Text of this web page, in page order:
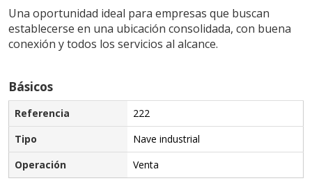
Una oportunidad ideal para empresas que buscan
establecerse en una ubicación consolidada, con buena
conexión y todos los servicios al alcance.
Básicos
Referencia
222
Tipo
Nave industrial
Operación
Venta